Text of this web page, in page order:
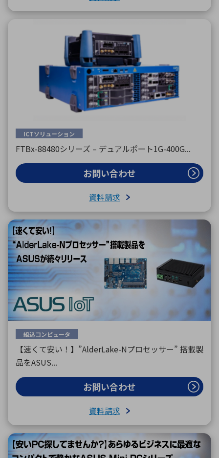
ICTソリューション
FTBx-88480シリーズ – デュアルポート1G-400G...
お問い合わせ
資料請求
組込コンピュータ
【速くて安い！】”AlderLake-Nプロセッサー” 搭載製
品をASUS...
お問い合わせ
資料請求